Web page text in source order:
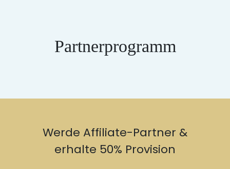
Partnerprogramm
Werde Affiliate-Partner &
erhalte 50% Provision